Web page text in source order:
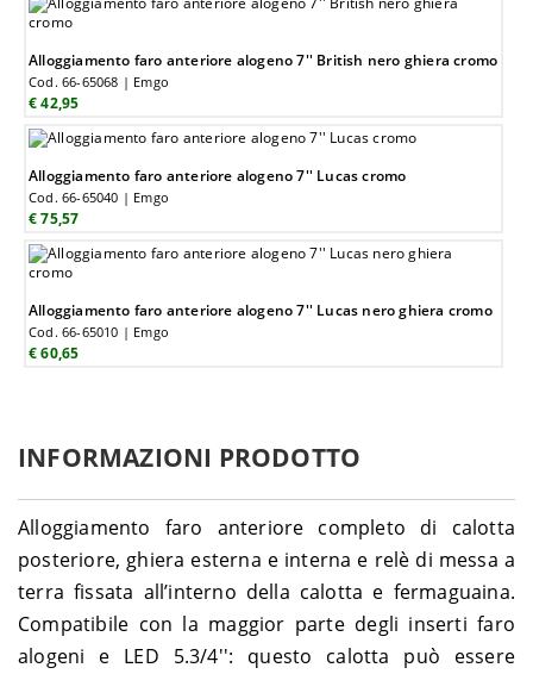
Alloggiamento faro anteriore alogeno 7'' British nero ghiera cromo
Cod. 66-65068 | Emgo
€ 42,95
Alloggiamento faro anteriore alogeno 7'' Lucas cromo
Cod. 66-65040 | Emgo
€ 75,57
Alloggiamento faro anteriore alogeno 7'' Lucas nero ghiera cromo
Cod. 66-65010 | Emgo
€ 60,65
INFORMAZIONI PRODOTTO
Alloggiamento faro anteriore completo di calotta
posteriore, ghiera esterna e interna e relè di messa a
terra fissata all’interno della calotta e fermaguaina.
Compatibile con la maggior parte degli inserti faro
alogeni e LED 5.3/4'': questo calotta può essere